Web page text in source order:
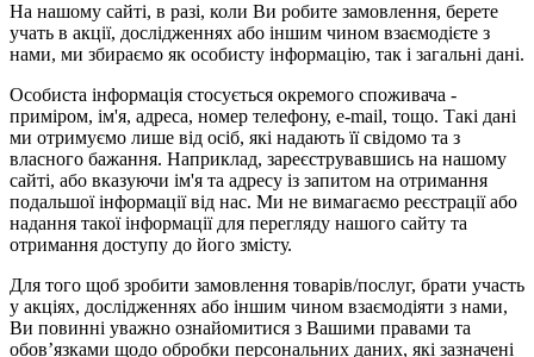
На нашому сайті, в разі, коли Ви робите замовлення, берете
учать в акції, дослідженнях або іншим чином взаємодієте з
нами, ми збираємо як особисту інформацію, так і загальні дані.
Особиста інформація стосується окремого споживача -
приміром, ім'я, адреса, номер телефону, e-mail, тощо. Такі дані
ми отримуємо лише від осіб, які надають її свідомо та з
власного бажання. Наприклад, зареєструвавшись на нашому
сайті, або вказуючи ім'я та адресу із запитом на отримання
подальшої інформації від нас. Ми не вимагаємо реєстрації або
надання такої інформації для перегляду нашого сайту та
отримання доступу до його змісту.
Для того щоб зробити замовлення товарів/послуг, брати участь
у акціях, дослідженнях або іншим чином взаємодіяти з нами,
Ви повинні уважно ознайомитися з Вашими правами та
обов’язками щодо обробки персональних даних, які зазначені